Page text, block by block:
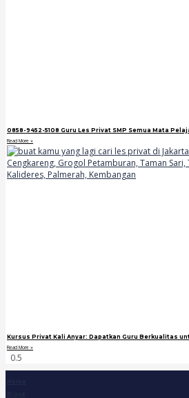
0858-9452-5108 Guru Les Privat SMP Semua Mata
Read More »
Kursus Privat Kali Anyar: Dapatkan Guru Berkualitas
Read More »